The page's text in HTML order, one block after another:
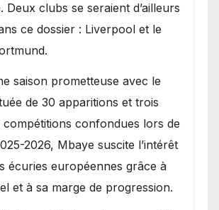
Deux clubs se seraient d’ailleurs
ce dossier : Liverpool et le
saison prometteuse avec le
de 30 apparitions et trois
compétitions confondues lors de
2026, Mbaye suscite l’intérêt
écuries européennes grâce à
et à sa marge de progression.